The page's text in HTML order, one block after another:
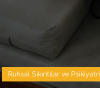
Ruhsal Sıkıntılar ve Psikiyatri